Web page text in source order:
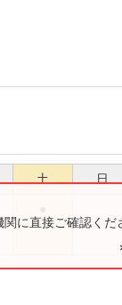
土 日
に直接ご確認くだ